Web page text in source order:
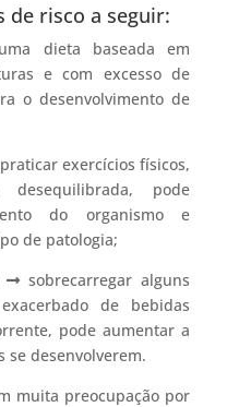
de risco a seguir:
dieta baseada em
e com excesso de
o desenvolvimento de
exercícios físicos,
pode
do organismo e
de patologia;
sobrecarregar alguns
de bebidas
pode aumentar a
se desenvolverem.
muita preocupação por